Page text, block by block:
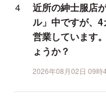
近所の紳士服店
ル」中ですが、
営業しています
ょうか？
2026年08月02日 09時